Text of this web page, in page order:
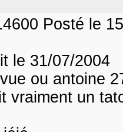
Posté le
le 31/07/2004
ou antoine
vraiment un